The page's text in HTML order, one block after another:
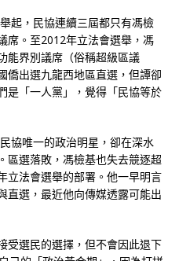
起，民協連續三屆都只有馮檢
席。至2012年立法會選舉，馮
能界別議席（俗稱超級區議
僑出選九龍西地區直選，但譚卻
是「一人黨」，覺得「民協等於
協唯一的政治明星，卻在深水
區選落敗，馮檢基也失去競逐超
立法會選舉的部署。他一早明言
直選，最近他向傳媒透露可能出
受選民的選擇，但不會因此退下